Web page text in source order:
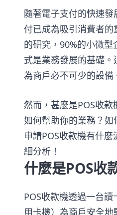
隨著電子支付的快速
付已成為吸引消費者
的研究，90%的小微
式是業務發展的基礎。
為商戶必不可少的設備
然而，甚麼是POS收款
如何幫助你的業務？如
申請POS收款機有什
細分析！
什麼是POS收
POS收款機透過一台
用卡機）為商戶安全